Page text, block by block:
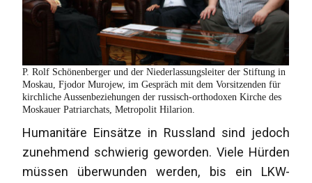
P. Rolf Schönenberger und der Niederlassungsleiter der Stiftung in
Moskau, Fjodor Murojew, im Gespräch mit dem Vorsitzenden für
kirchliche Aussenbeziehungen der russisch-orthodoxen Kirche des
Moskauer Patriarchats, Metropolit Hilarion.
Humanitäre Einsätze in Russland sind jedoch
zunehmend schwierig geworden. Viele Hürden
müssen überwunden werden, bis ein LKW-